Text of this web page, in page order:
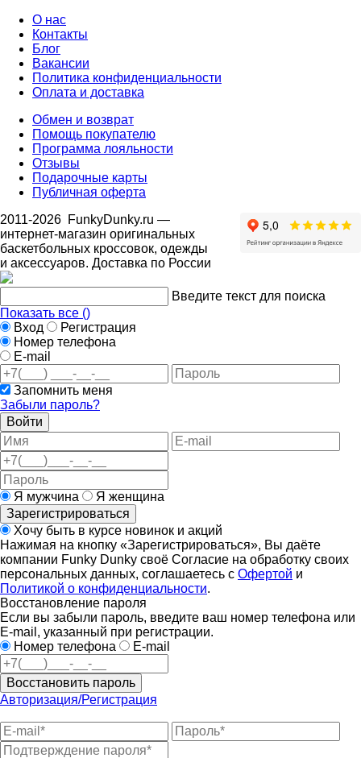
О нас
Контакты
Блог
Вакансии
Политика конфиденциальности
Оплата и доставка
Обмен и возврат
Помощь покупателю
Программа лояльности
Отзывы
Подарочные карты
Публичная оферта
2011-2026 FunkyDunky.ru —
интернет-магазин оригинальных
баскетбольных кроссовок, одежды
и аксессуаров. Доставка по России
Введите текст для поиска
Показать все ()
Вход
Регистрация
Номер телефона
E-mail
Запомнить меня
Забыли пароль?
Войти
Я мужчина
Я женщина
Зарегистрироваться
Хочу быть в курсе новинок и акций
Нажимая на кнопку «Зарегистрироваться», Вы даёте
компании Funky Dunky своё Согласие на обработку своих
персональных данных, соглашаетесь с Офертой и
Политикой о конфиденциальности.
Восстановление пароля
Если вы забыли пароль, введите ваш номер телефона или
E-mail, указанный при регистрации.
Номер телефона
E-mail
Восстановить пароль
Авторизация/Регистрация